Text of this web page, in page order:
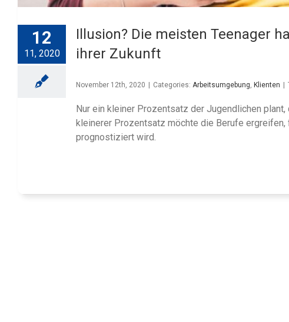
12
11, 2020
Illusion? Die meisten Teenager
ihrer Zukunft
November 12th, 2020 | Categories: Arbeitsumgebung Klienten |
Nur ein kleiner Prozentsatz der Jugendlichen
kleinerer Prozentsatz möchte die Berufe
prognostiziert wird.